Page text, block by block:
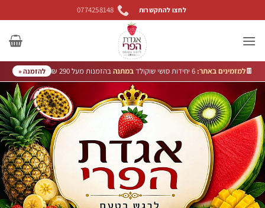
to
content
לחצו להתקשרות 0774258148
🍫למזמינים באתר: 6 יחידות סושי שוקולד במתנהבהזמנות מעל 290 ₪ להזמנה «